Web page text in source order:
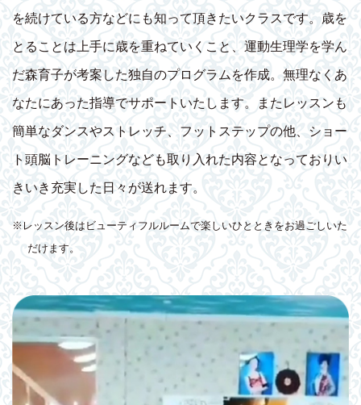
を続けている方などにも知って頂きたいクラスです。歳を
とることは上手に歳を重ねていくこと、運動生理学を学ん
だ森育子が考案した独自のプログラムを作成。無理なくあ
なたにあった指導でサポートいたします。またレッスンも
簡単なダンスやストレッチ、フットステップの他、ショー
ト頭脳トレーニングなども取り入れた内容となっておりい
きいき充実した日々が送れます。
※レッスン後はビューティフルルームで楽しいひとときをお過ごしいた
だけます。